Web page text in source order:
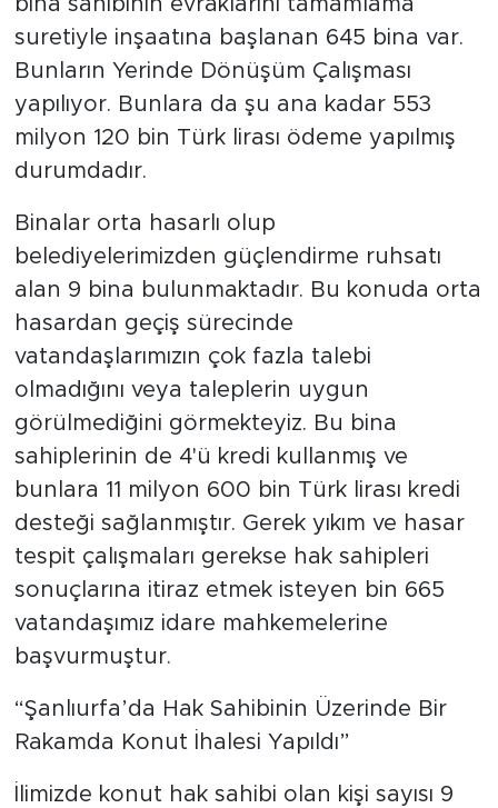
bina sahibinin evraklarını tamamlama
suretiyle inşaatına başlanan 645 bina var.
Bunların Yerinde Dönüşüm Çalışması
yapılıyor. Bunlara da şu ana kadar 553
milyon 120 bin Türk lirası ödeme yapılmış
durumdadır.
Binalar orta hasarlı olup
belediyelerimizden güçlendirme ruhsatı
alan 9 bina bulunmaktadır. Bu konuda orta
hasardan geçiş sürecinde
vatandaşlarımızın çok fazla talebi
olmadığını veya taleplerin uygun
görülmediğini görmekteyiz. Bu bina
sahiplerinin de 4'ü kredi kullanmış ve
bunlara 11 milyon 600 bin Türk lirası kredi
desteği sağlanmıştır. Gerek yıkım ve hasar
tespit çalışmaları gerekse hak sahipleri
sonuçlarına itiraz etmek isteyen bin 665
vatandaşımız idare mahkemelerine
başvurmuştur.
“Şanlıurfa’da Hak Sahibinin Üzerinde Bir
Rakamda Konut İhalesi Yapıldı”
İlimizde konut hak sahibi olan kişi sayısı 9